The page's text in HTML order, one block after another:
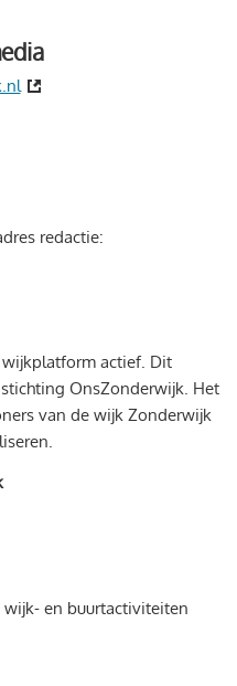
redactie:
actief. Dit
OnsZonderwijk. Het
van de wijk Zonderwijk
en buurtactiviteiten